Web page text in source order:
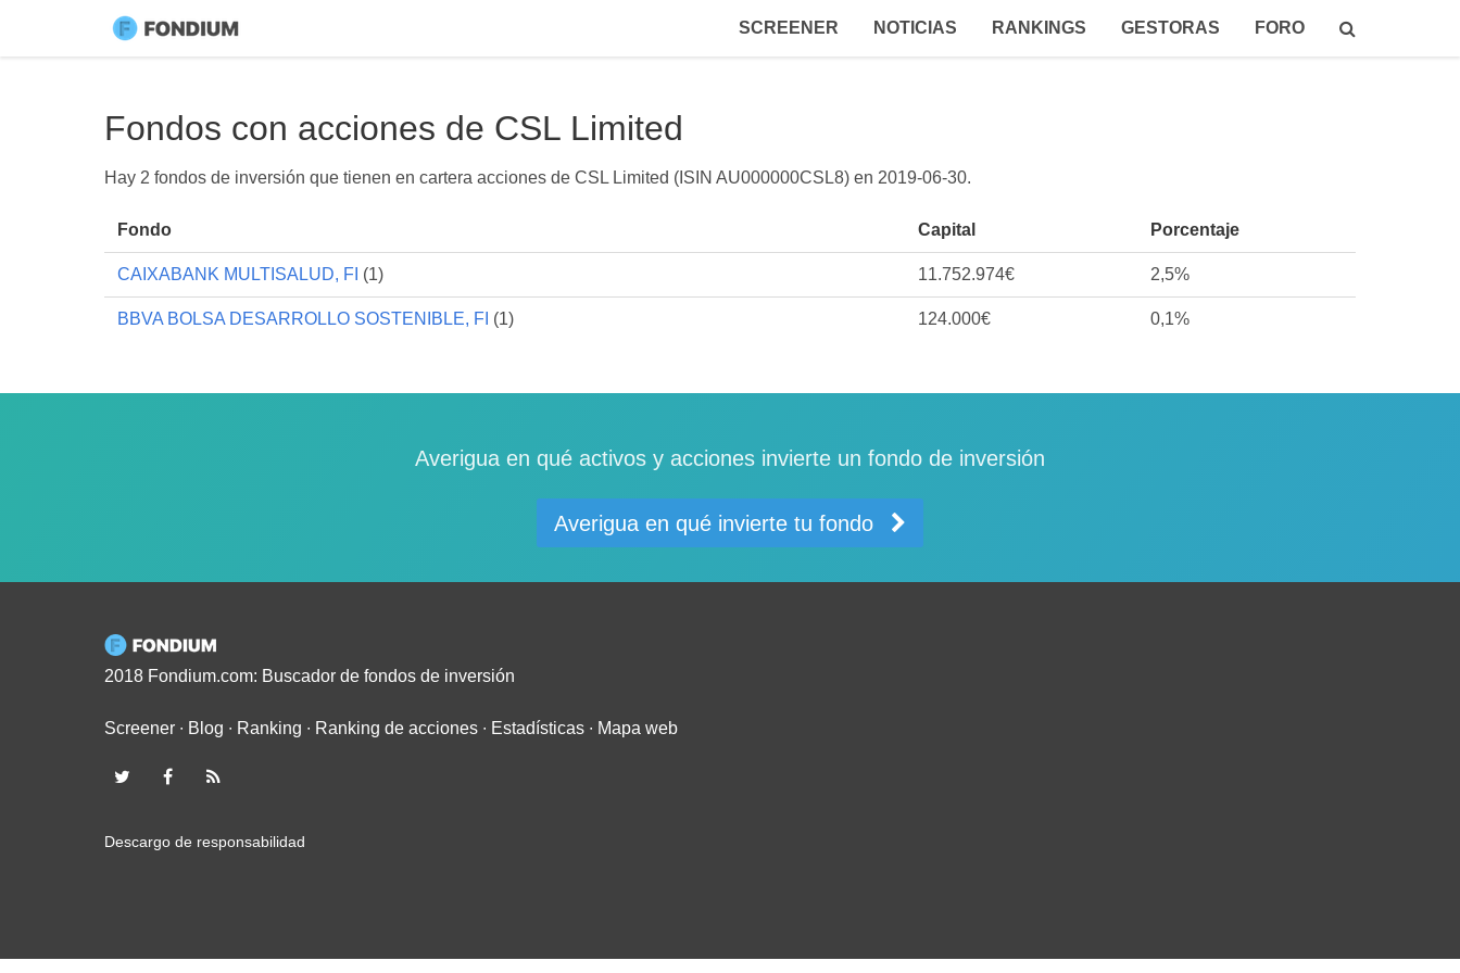
SCREENER NOTICIAS RANKINGS GESTORAS FORO
Fondos con acciones de CSL Limited
Hay 2 fondos de inversión que tienen en cartera acciones de CSL Limited (ISIN AU000000CSL8) en 2019-06-30.
Fondo Capital Porcentaje
CAIXABANK MULTISALUD, FI (1) 11.752.974€ 2,5%
BBVA BOLSA DESARROLLO SOSTENIBLE, FI (1) 124.000€ 0,1%
Averigua en qué activos y acciones invierte un fondo de inversión
Averigua en qué invierte tu fondo
2018 Fondium.com: Buscador de fondos de inversión
Screener ∙ Blog ∙ Ranking ∙ Ranking de acciones ∙ Estadísticas ∙ Mapa web
Descargo de responsabilidad